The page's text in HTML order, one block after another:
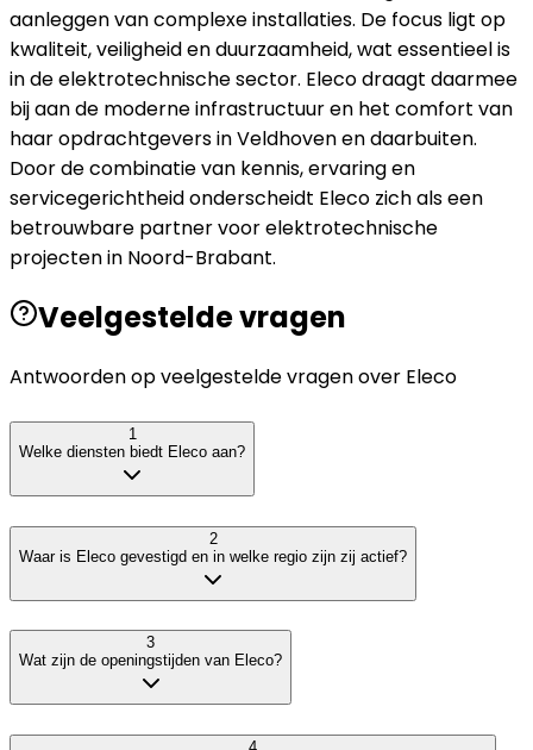
aanleggen van complexe installaties. De focus ligt op
kwaliteit, veiligheid en duurzaamheid, wat essentieel is
in de elektrotechnische sector. Eleco draagt daarmee
bij aan de moderne infrastructuur en het comfort van
haar opdrachtgevers in Veldhoven en daarbuiten.
Door de combinatie van kennis, ervaring en
servicegerichtheid onderscheidt Eleco zich als een
betrouwbare partner voor elektrotechnische
projecten in Noord-Brabant.
Veelgestelde vragen
Antwoorden op veelgestelde vragen over Eleco
1
Welke diensten biedt Eleco aan?
2
Waar is Eleco gevestigd en in welke regio zijn zij actief?
3
Wat zijn de openingstijden van Eleco?